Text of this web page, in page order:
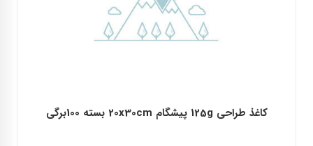
کاغذ طراحی 125g پیشگام 20x30cm بسته 100برگی